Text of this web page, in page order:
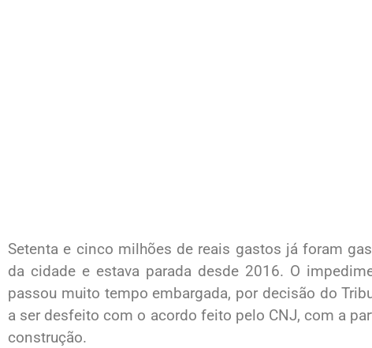
Setenta e cinco milhões de reais gastos já foram
da cidade e estava parada desde 2016. O
passou muito tempo embargada, por decisão do
a ser desfeito com o acordo feito pelo CNJ, com a
construção.